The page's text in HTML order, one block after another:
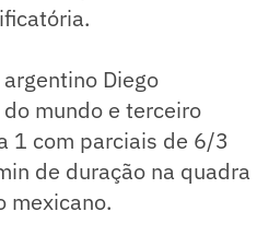
Diego
mundo e terceiro
1 com parciais de 6/3
de duração na quadra
mexicano.